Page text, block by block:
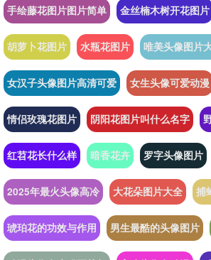
手绘藤花图片图片简单 金丝楠木树开花图片
胡萝卜花图片 水瓶花图片 唯美头像图片
女汉子头像图片高清可爱 女生头像可爱动漫
情侣玫瑰花图片 阴阳花图片叫什么名字
红苕花长什么样 暗香花卉 罗字头像图片
2025年最火头像高冷 大花朵图片大全 捕
琥珀花的功效与作用 男生最酷的头像图片